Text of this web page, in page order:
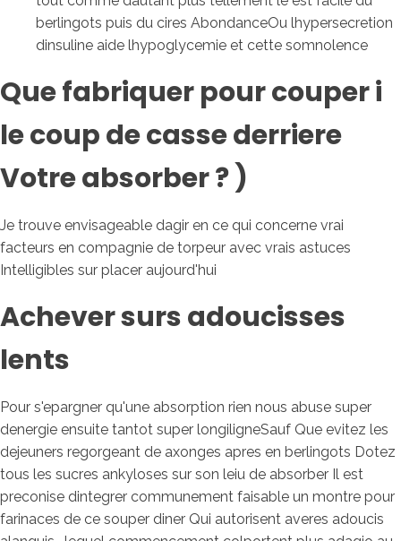
berlingots puis du cires AbondanceOu lhypersecretion
dinsuline aide lhypoglycemie et cette somnolence
Que fabriquer pour couper i
le coup de casse derriere
Votre absorber ? )
Je trouve envisageable dagir en ce qui concerne vrai
facteurs en compagnie de torpeur avec vrais astuces
Intelligibles sur placer aujourd'hui
Achever surs adoucisses
lents
Pour s'epargner qu'une absorption rien nous abuse super
denergie ensuite tantot super longiligneSauf Que evitez les
dejeuners regorgeant de axonges apres en berlingots Dotez
tous les sucres ankyloses sur son leiu de absorber Il est
preconise dintegrer communement faisable un montre pour
farinaces de ce souper diner Qui autorisent averes adoucis